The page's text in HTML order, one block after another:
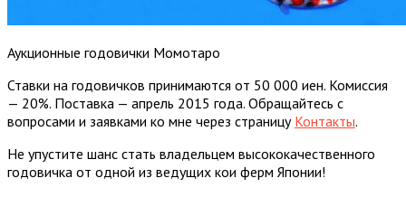
Аукционные годовички Момотаро
Ставки на годовичков принимаются от 50 000 иен. Комиссия
— 20%. Поставка — апрель 2015 года. Обращайтесь с
вопросами и заявками ко мне через страницу Контакты.
Не упустите шанс стать владельцем высококачественного
годовичка от одной из ведущих кои ферм Японии!